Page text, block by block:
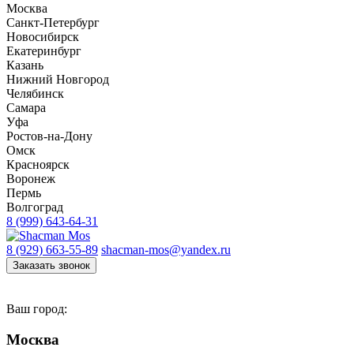
Москва
Санкт-Петербург
Новосибирск
Екатеринбург
Казань
Нижний Новгород
Челябинск
Самара
Уфа
Ростов-на-Дону
Омск
Красноярск
Воронеж
Пермь
Волгоград
8 (999) 643-64-31
8 (929) 663-55-89 shacman-mos@yandex.ru
Заказать звонок
Ваш город:
Москва